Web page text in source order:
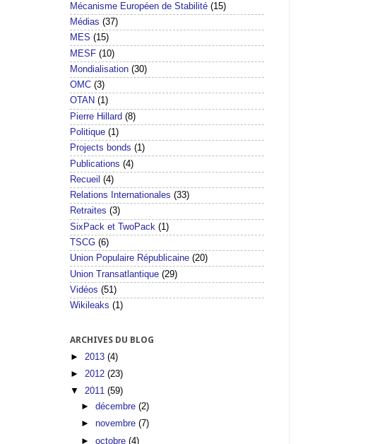
Mécanisme Européen de Stabilité (15)
Médias (37)
MES (15)
MESF (10)
Mondialisation (30)
OMC (3)
OTAN (1)
Pierre Hillard (8)
Politique (1)
Projects bonds (1)
Publications (4)
Recueil (4)
Relations Internationales (33)
Retraites (3)
SixPack et TwoPack (1)
TSCG (6)
Union Populaire Républicaine (20)
Union Transatlantique (29)
Vidéos (51)
Wikileaks (1)
ARCHIVES DU BLOG
► 2013 (4)
► 2012 (23)
▼ 2011 (59)
►décembre(2)
►novembre(7)
►octobre(4)